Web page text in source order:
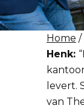
Home /
Henk:
levert.
van